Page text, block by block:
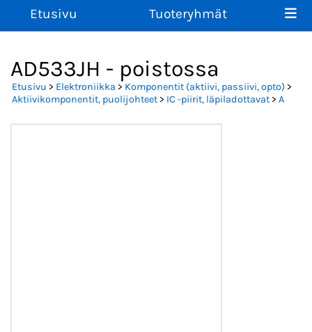
Etusivu Tuoteryhmät
AD533JH - poistossa
Etusivu > Elektroniikka > Komponentit (aktiivi, passiivi, opto) >
Aktiivikomponentit, puolijohteet> IC -piirit, läpiladottavat> A